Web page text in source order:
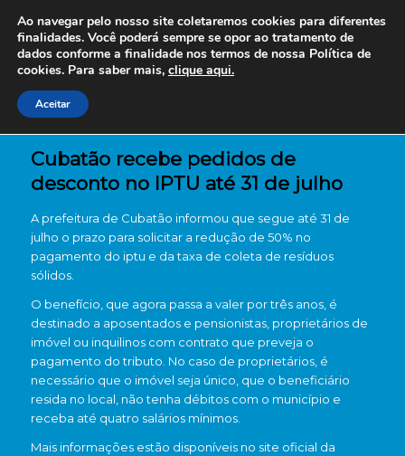
Cubatão recebe pedidos de
desconto no IPTU até 31 de julho
A prefeitura de Cubatão informou que segue até 31 de
julho o prazo para solicitar a redução de 50% no
pagamento do iptu e da taxa de coleta de resíduos
sólidos.
O benefício, que agora passa a valer por três anos, é
destinado a aposentados e pensionistas, proprietários de
imóvel ou inquilinos com contrato que preveja o
pagamento do tributo. No caso de proprietários, é
necessário que o imóvel seja único, que o beneficiário
resida no local, não tenha débitos com o município e
receba até quatro salários mínimos.
Mais informações estão disponíveis no site oficial da
Ao navegar pelo nosso site coletaremos cookies para diferentes
finalidades. Você poderá sempre se opor ao tratamento de
dados conforme a finalidade nos termos de nossa Política de
cookies. Para saber mais, clique aqui.
Aceitar